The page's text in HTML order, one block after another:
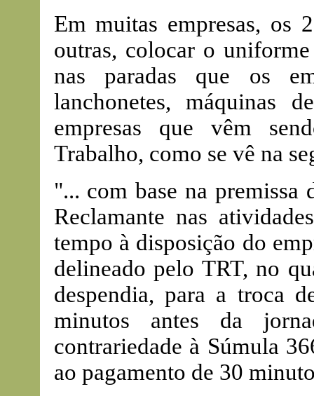
Em muitas empresas, os
outras, colocar o
nas paradas que os
lanchonetes, máquinas
empresas que vêm
Trabalho, como se vê na
"... com base na premissa
Reclamante nas
tempo à disposição do
delineado pelo TRT, no
despendia, para a troca
minutos antes da
contrariedade à Súmula
ao pagamento de 30